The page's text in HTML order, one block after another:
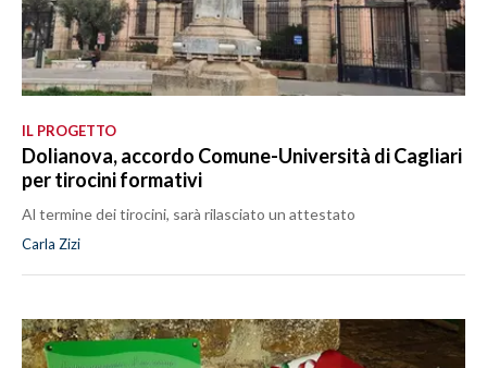
IL PROGETTO
Dolianova, accordo Comune-Università di Cagliari
per tirocini formativi
Al termine dei tirocini, sarà rilasciato un attestato
Carla Zizi